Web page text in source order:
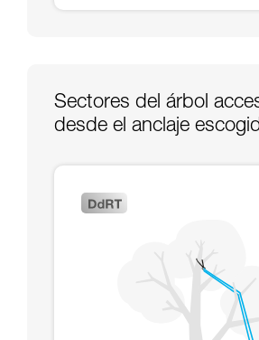
Sectores del árbol
desde el anclaje